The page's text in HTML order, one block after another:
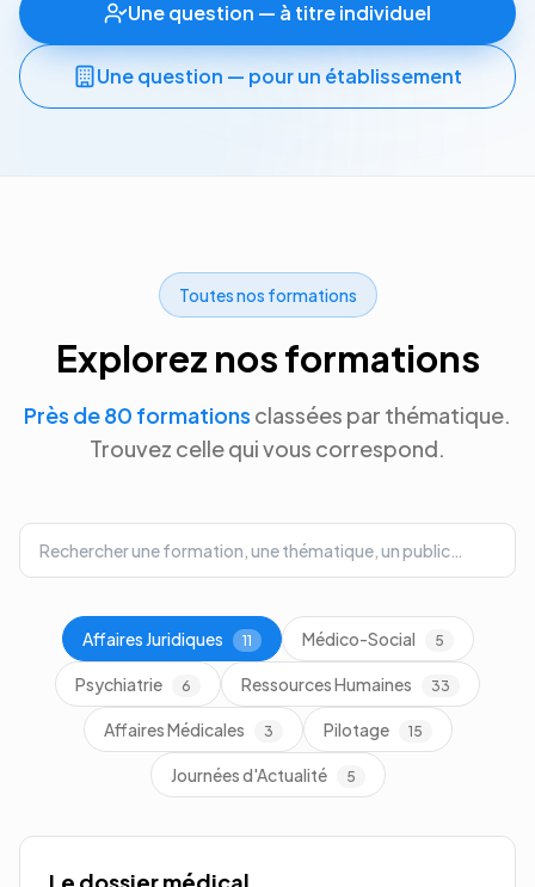
Une question — à titre individuel
Une question — pour un établissement
Toutes nos formations
Explorez nos formations
Près de 80 formations classées par thématique.
Trouvez celle qui vous correspond.
Affaires Juridiques 11 Médico-Social 5
Psychiatrie 6 Ressources Humaines 33
Affaires Médicales 3 Pilotage 15
Journées d'Actualité 5